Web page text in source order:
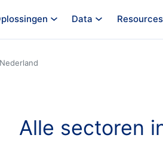
Data Resources
Alle sectoren